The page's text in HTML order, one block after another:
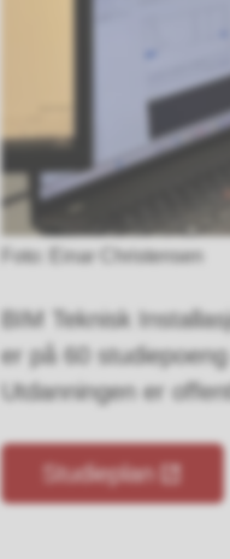
Einar Christensen
BIM Teknisk
er på 60
Utdanningen er
Studieplan